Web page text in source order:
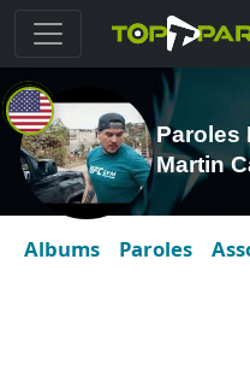
Paroles
Martin
Albums Paroles